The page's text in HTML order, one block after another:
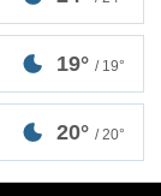
19° / 19°
20° / 20°